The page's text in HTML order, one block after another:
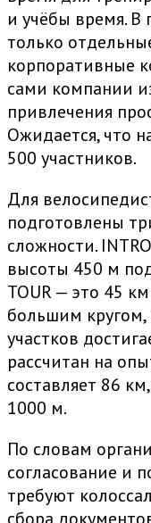
и учёбы время. В
только
корпоративные
сами компании
привлечения
Ожидается, что
500 участников.
Для
подготовлены
сложности.
высоты 450 м
TOUR — это 45
большим
участков
рассчитан на
составляет 86
1000 м.
По словам
согласование и
требуют